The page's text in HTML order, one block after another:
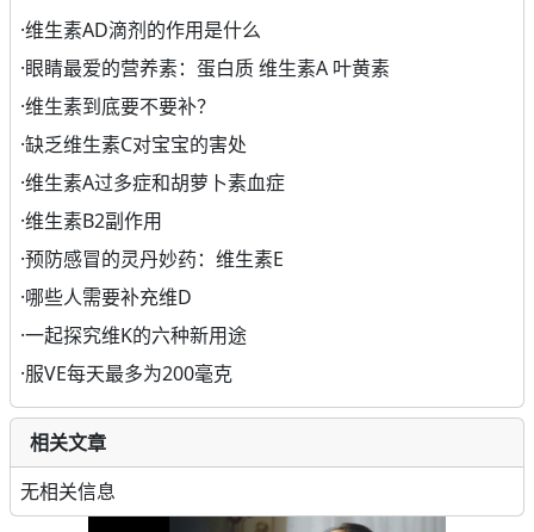
·维生素AD滴剂的作用是什么
·眼睛最爱的营养素：蛋白质 维生素A 叶黄素
·维生素到底要不要补？
·缺乏维生素C对宝宝的害处
·维生素A过多症和胡萝卜素血症
·维生素B2副作用
·预防感冒的灵丹妙药：维生素E
·哪些人需要补充维D
·一起探究维K的六种新用途
·服VE每天最多为200毫克
相关文章
无相关信息